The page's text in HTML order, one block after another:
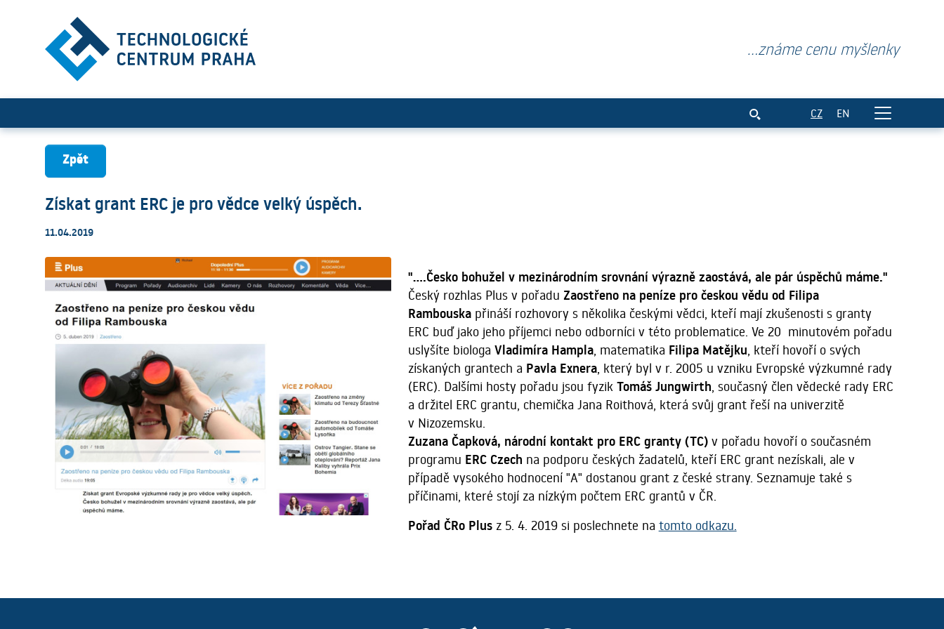
Získat grant ERC je pro vědce velký úspěch.
...známe cenu myšlenky
CZ EN
Zpět
Získat grant ERC je pro vědce velký úspěch.
11.04.2019
"....Česko bohužel v mezinárodním srovnání výrazně zaostává, ale pár úspěchů máme."
Český rozhlas Plus v pořadu Zaostřeno na peníze pro českou vědu od Filipa
Rambouska přináší rozhovory s několika českými vědci, kteří mají zkušenosti s granty
ERC buď jako jeho příjemci nebo odborníci v této problematice. Ve 20 minutovém pořadu
uslyšíte biologa Vladimíra Hampla, matematika Filipa Matějku, kteří hovoří o svých
získaných grantech a Pavla Exnera, který byl v r. 2005 u vzniku Evropské výzkumné rady
(ERC). Dalšími hosty pořadu jsou fyzik Tomáš Jungwirth, současný člen vědecké rady ERC
a držitel ERC grantu, chemička Jana Roithová, která svůj grant řeší na univerzitě
v Nizozemsku.
Zuzana Čapková, národní kontakt pro ERC granty (TC)v pořadu hovoří o současném
programu ERC Czech na podporu českých žadatelů, kteří ERC grant nezískali, ale v
případě vysokého hodnocení "A" dostanou grant z české strany. Seznamuje také s
příčinami, které stojí za nízkým počtem ERC grantů v ČR.
Pořad ČRo Plusz 5. 4. 2019 si poslechnete na tomto odkazu.